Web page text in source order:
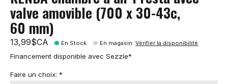
valve amovible (700 x 30-43c,
60 mm)
13,99$CA En Stock En magasin:Vérifier la disponibilité
Financement disponible avec Sezzle*
Faire un choix: *